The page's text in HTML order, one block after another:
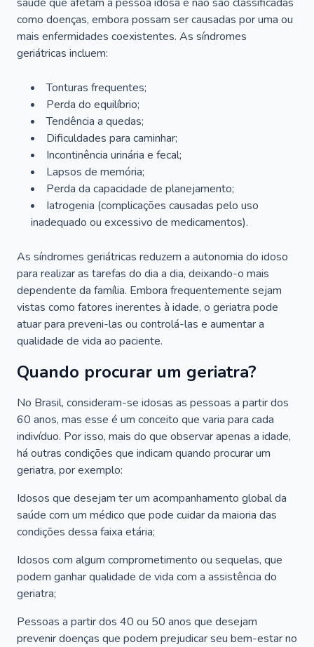
como doenças, embora possam ser causadas por uma ou
mais enfermidades coexistentes. As síndromes
geriátricas incluem:
Tonturas frequentes;
Perda do equilíbrio;
Tendência a quedas;
Dificuldades para caminhar;
Incontinência urinária e fecal;
Lapsos de memória;
Perda da capacidade de planejamento;
Iatrogenia (complicações causadas pelo uso
inadequado ou excessivo de medicamentos).
As síndromes geriátricas reduzem a autonomia do idoso
para realizar as tarefas do dia a dia, deixando-o mais
dependente da família. Embora frequentemente sejam
vistas como fatores inerentes à idade, o geriatra pode
atuar para preveni-las ou controlá-las e aumentar a
qualidade de vida ao paciente.
Quando procurar um geriatra?
No Brasil, consideram-se idosas as pessoas a partir dos
60 anos, mas esse é um conceito que varia para cada
indivíduo. Por isso, mais do que observar apenas a idade,
há outras condições que indicam quando procurar um
geriatra, por exemplo:
Idosos que desejam ter um acompanhamento global da
saúde com um médico que pode cuidar da maioria das
condições dessa faixa etária;
Idosos com algum comprometimento ou sequelas, que
podem ganhar qualidade de vida com a assistência do
geriatra;
Pessoas a partir dos 40 ou 50 anos que desejam
prevenir doenças que podem prejudicar seu bem-estar no